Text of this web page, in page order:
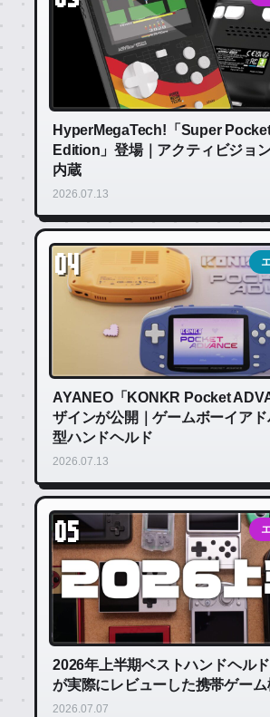
HyperMegaTech!「Super
Edition」登場｜アクティビジョ
内蔵
2026.07.13
04
AYANEO「KONKR Pocket
ザインが公開｜ゲームボーイア
型ハンドヘルド
2026.07.13
05
2026年上半期ベストハンドヘル
が実際にレビューした携帯ゲー
2026.07.07